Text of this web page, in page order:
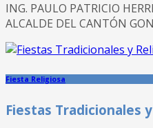
ING. PAULO PATRICIO
ALCALDE DEL CANTÓN
Fiesta Religiosa
Fiestas Tradicionales